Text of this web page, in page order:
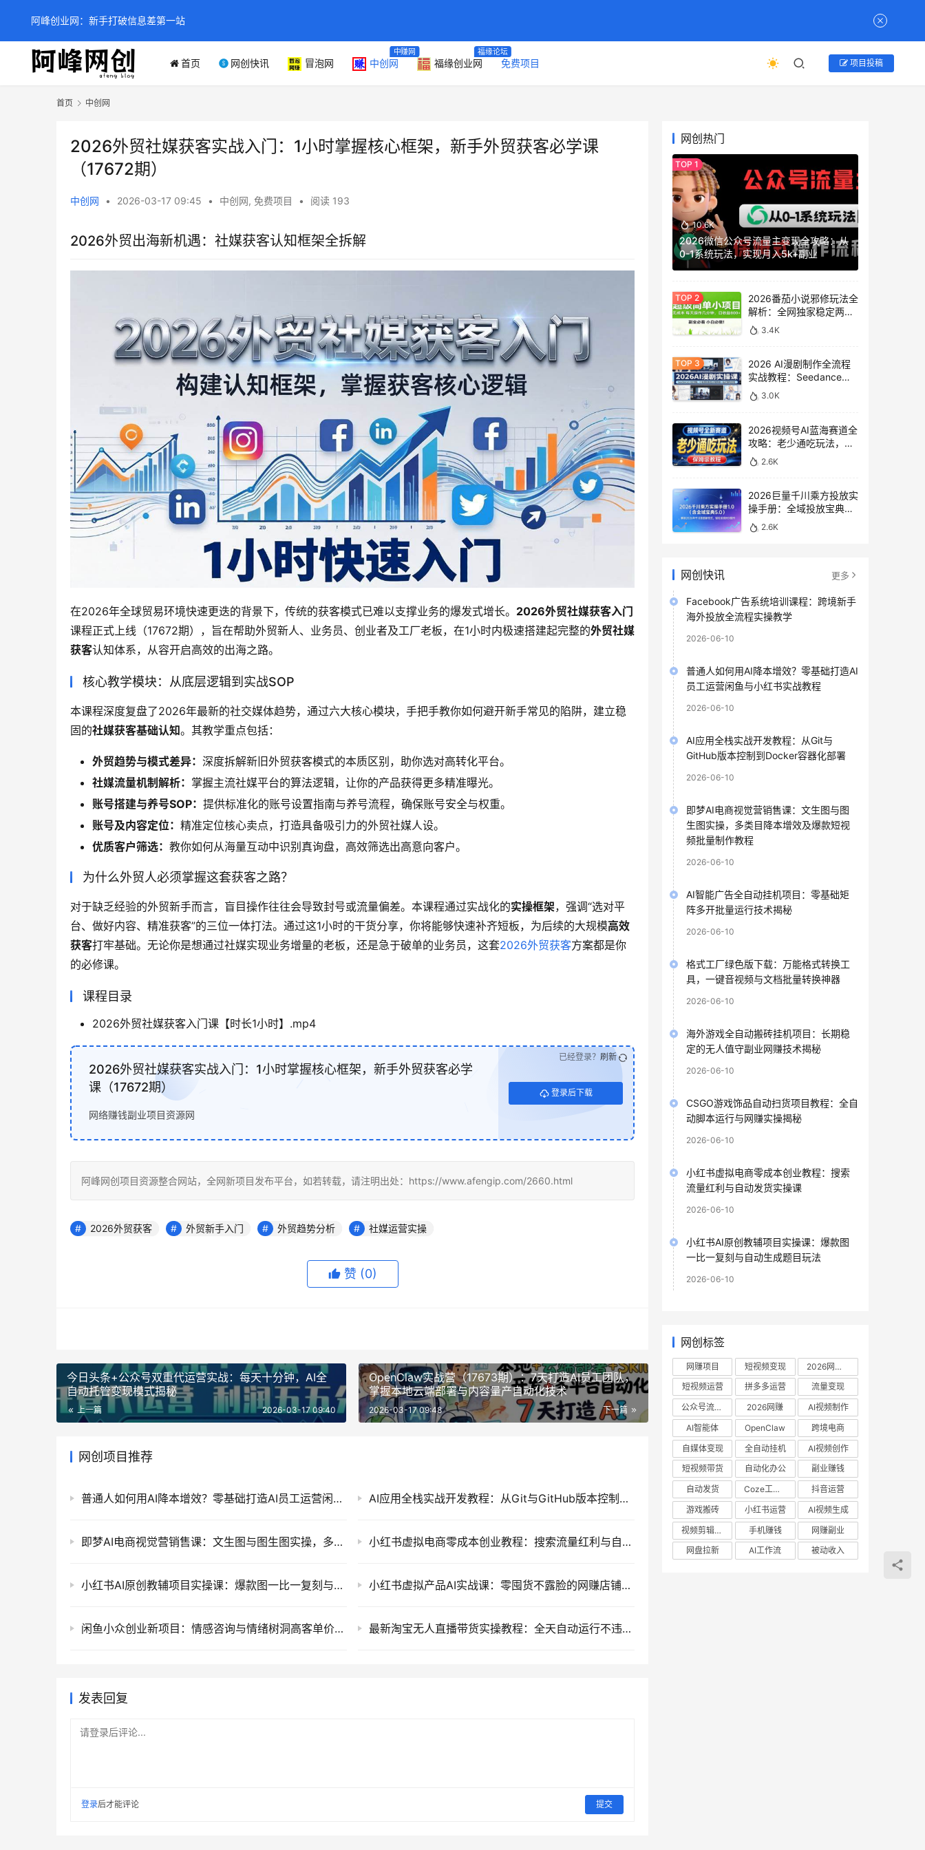
首页 网创快讯 冒泡网 中创网
中赚网
福缘创业网
福缘论坛
免费项目 项目投稿
首页 中创网
2026外贸社媒获客实战入门：1小时掌握核心框架，新手外贸获客必学课
（17672期）
中创网 • 2026-03-17 09:45 • 中创网, 免费项目 • 阅读 193
2026外贸出海新机遇：社媒获客认知框架全拆解
在2026年全球贸易环境快速更迭的背景下，传统的获客模式已难以支撑业务的爆发式增长。 2026外贸社媒获客入门
课程正式上线（17672期），旨在帮助外贸新人、业务员、创业者及工厂老板，在1小时内极速搭建起完整的外贸社媒
获客认知体系，从容开启高效的出海之路。
核心教学模块：从底层逻辑到实战SOP
本课程深度复盘了2026年最新的社交媒体趋势，通过六大核心模块，手把手教你如何避开新手常见的陷阱，建立稳
固的社媒获客基础认知。其教学重点包括：
外贸趋势与模式差异： 深度拆解新旧外贸获客模式的本质区别，助你选对高转化平台。
社媒流量机制解析： 掌握主流社媒平台的算法逻辑，让你的产品获得更多精准曝光。
账号搭建与养号SOP： 提供标准化的账号设置指南与养号流程，确保账号安全与权重。
账号及内容定位： 精准定位核心卖点，打造具备吸引力的外贸社媒人设。
优质客户筛选： 教你如何从海量互动中识别真询盘，高效筛选出高意向客户。
为什么外贸人必须掌握这套获客之路？
对于缺乏经验的外贸新手而言，盲目操作往往会导致封号或流量偏差。本课程通过实战化的实操框架，强调“选对平
台、做好内容、精准获客”的三位一体打法。通过这1小时的干货分享，你将能够快速补齐短板，为后续的大规模高效
获客打牢基础。无论你是想通过社媒实现业务增量的老板，还是急于破单的业务员，这套2026外贸获客方案都是你
的必修课。
课程目录
2026外贸社媒获客入门课【时长1小时】.mp4
2026外贸社媒获客实战入门：1小时掌握核心框架，新手外贸获客必学
课（17672期）
网络赚钱副业项目资源网
登录后下载
已经登录？ 刷新
阿峰网创项目资源整合网站，全网新项目发布平台，如若转载，请注明出处：https://www.afengip.com/2660.html
2026外贸获客 外贸新手入门 外贸趋势分析 社媒运营实操
赞 (0)
今日头条+公众号双重代运营实战：每天十分钟，AI全
自动托管变现模式揭秘
上一篇 2026-03-17 09:40
OpenClaw实战营（17673期）：7天打造AI员工团队，
掌握本地云端部署与内容量产自动化技术
下一篇
2026-03-17 09:48
网创项目推荐
普通人如何用AI降本增效？零基础打造AI员工运营闲鱼与小红书实战教程 AI应用全栈实战开发教程：从Git与GitHub版本控制到Docker容器化部署
即梦AI电商视觉营销售课：文生图与图生图实操，多类目降本增效及爆款短视频批量制作教程 小红书虚拟电商零成本创业教程：搜索流量红利与自动发货实操课
小红书AI原创教辅项目实操课：爆款图一比一复刻与自动生成题目玩法 小红书虚拟产品AI实战课：零囤货不露脸的网赚店铺运营全流程教学
闲鱼小众创业新项目：情感咨询与情绪树洞高客单价私域变现运营教程 最新淘宝无人直播带货实操教程：全天自动运行不违规防封号的电商网赚项目
发表回复
请登录后评论...
登录后才能评论 提交
网创热门
10.6K
2026微信公众号流量主变现全攻略：从
0-1系统玩法，实现月入5k+副业
2026番茄小说邪修玩法全
解析：全网独家稳定两年
老项目，助你日赚
500+稿费收益
3.4K
2026 AI漫剧制作全流程
实战教程：Seedance
2.0即梦视频生成与小说
授权教学
3.0K
2026视频号AI蓝海赛道全
攻略：老少通吃玩法，零
基础保姆级副业增收教程
2.6K
2026巨量千川乘方投放实
操手册：全域投放宝典
5.0深度解析ROI提升方案
2.6K
网创快讯 更多
Facebook广告系统培训课程：跨境新手
海外投放全流程实操教学
2026-06-10
普通人如何用AI降本增效？零基础打造AI
员工运营闲鱼与小红书实战教程
2026-06-10
AI应用全栈实战开发教程：从Git与
GitHub版本控制到Docker容器化部署
2026-06-10
即梦AI电商视觉营销售课：文生图与图
生图实操，多类目降本增效及爆款短视
频批量制作教程
2026-06-10
AI智能广告全自动挂机项目：零基础矩
阵多开批量运行技术揭秘
2026-06-10
格式工厂绿色版下载：万能格式转换工
具，一键音视频与文档批量转换神器
2026-06-10
海外游戏全自动搬砖挂机项目：长期稳
定的无人值守副业网赚技术揭秘
2026-06-10
CSGO游戏饰品自动扫货项目教程：全自
动脚本运行与网赚实操揭秘
2026-06-10
小红书虚拟电商零成本创业教程：搜索
流量红利与自动发货实操课
2026-06-10
小红书AI原创教辅项目实操课：爆款图
一比一复刻与自动生成题目玩法
2026-06-10
网创标签
网赚项目 短视频变现
2026网赚项目
短视频运营
拼多多运营
流量变现
公众号流量主
2026网赚
AI视频制作
AI智能体
OpenClaw
跨境电商
自媒体变现
全自动挂机
AI视频创作
短视频带货
自动化办公
副业赚钱
自动发货
Coze工作流
抖音运营
游戏搬砖
小红书运营
AI视频生成
视频剪辑教程
手机赚钱
网赚副业
网盘拉新
AI工作流 被动收入
阿峰创业网：新手打破信息差第一站